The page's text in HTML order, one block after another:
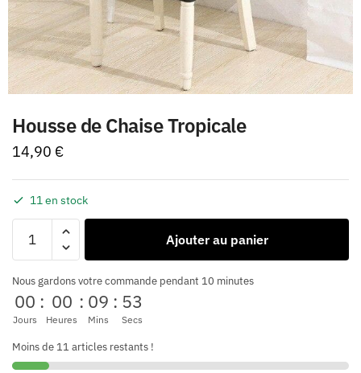
Housse de Chaise Tropicale
14,90 €
11 en stock
Ajouter au panier
Nous gardons votre commande pendant 10 minutes
00
Jours
: 00
Heures
: 09
Mins
: 53
Secs
Moins de 11 articles restants !